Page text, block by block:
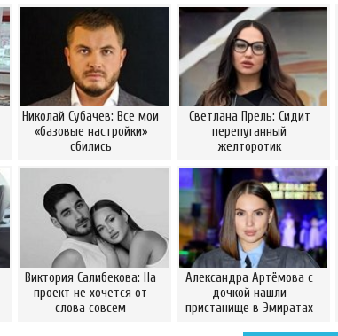
Николай Субачев: Все мои
«базовые настройки»
сбились
Светлана Прель: Сидит
перепуганный
желторотик
Виктория Салибекова: На
проект не хочется от
слова совсем
Александра Артёмова с
дочкой нашли
пристанище в Эмиратах